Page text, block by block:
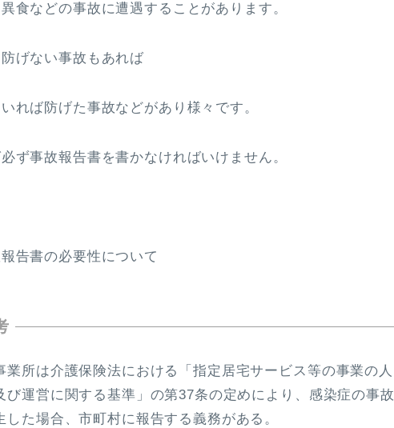
食などの事故に遭遇することがあります。
げない事故もあれば
れば防げた事故などがあり様々です。
ず事故報告書を書かなければいけません。
告書の必要性について
業所は介護保険法における「指定居宅サービス等の事業の人
び運営に関する基準」の第37条の定めにより、感染症の事故
した場合、市町村に報告する義務がある。